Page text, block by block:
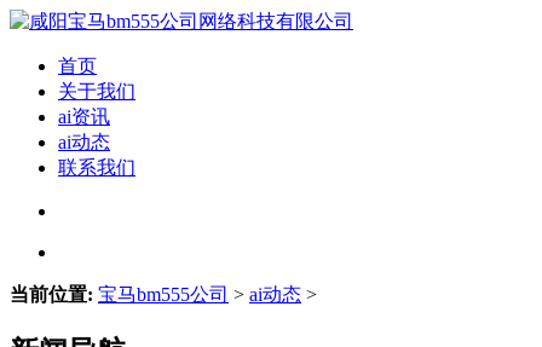
首页
关于我们
ai资讯
ai动态
联系我们
当前位置: 宝马bm555公司 > ai动态 >